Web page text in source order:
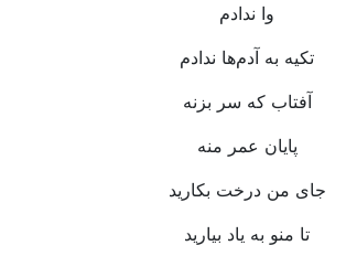
وا ندادم
تکیه به آدم‌ها ندادم
آفتاب که سر بزنه
پایان عمر منه
جای من درخت بکارید
تا منو به یاد بیارید